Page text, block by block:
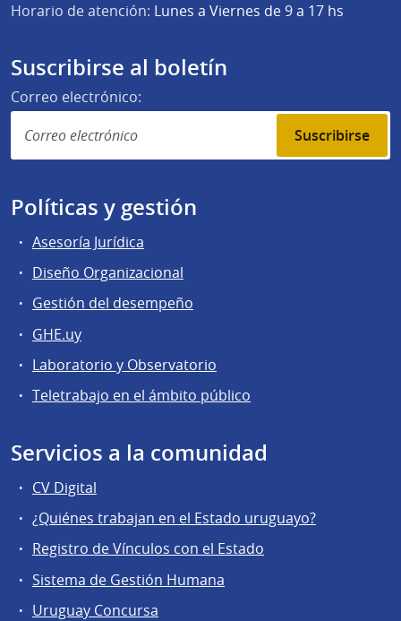
Horario de atención: Lunes a Viernes de 9 a 17 hs
Suscribirse al boletín
Correo electrónico:
Suscribirse
Políticas y gestión
Asesoría Jurídica
Diseño Organizacional
Gestión del desempeño
GHE.uy
Laboratorio y Observatorio
Teletrabajo en el ámbito público
Servicios a la comunidad
CV Digital
¿Quiénes trabajan en el Estado uruguayo?
Registro de Vínculos con el Estado
Sistema de Gestión Humana
Uruguay Concursa